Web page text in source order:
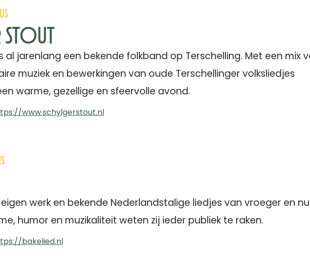
Stout
al jarenlang een bekende folkband op Terschelling. Met een mix
muziek en bewerkingen van oude Terschellinger volksliedjes
warme, gezellige en sfeervolle avond.
www.schylgerstout.nl
werk en bekende Nederlandstalige liedjes van vroeger en
humor en muzikaliteit weten zij ieder publiek te raken.
bakelied.nl